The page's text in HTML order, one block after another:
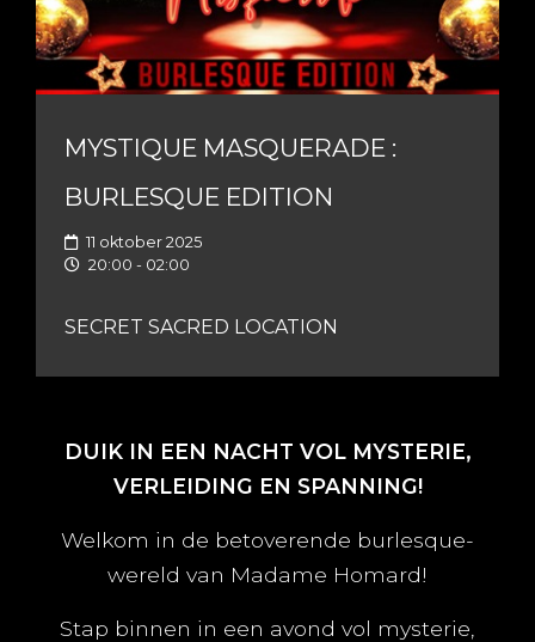
MYSTIQUE MASQUERADE :
BURLESQUE EDITION
11 oktober 2025
20:00 - 02:00
SECRET SACRED LOCATION
DUIK IN EEN NACHT VOL MYSTERIE,
VERLEIDING EN SPANNING!
Welkom in de betoverende burlesque-
wereld van Madame Homard!
Stap binnen in een avond vol mysterie,